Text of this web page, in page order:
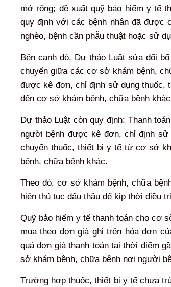
mở rộng; đề xuất quỹ bảo hiểm y tế
quy định với các bệnh nhân đã được
nghèo, bệnh cần phẫu thuật hoặc sử
Bên cạnh đó, Dự thảo Luật sửa đổi
chuyển giữa các cơ sở khám bệnh,
được kê đơn, chỉ định sử dụng thuốc,
đến cơ sở khám bệnh, chữa bệnh
Dự thảo Luật còn quy định: Thanh
người bệnh được kê đơn, chỉ định sử
chuyển thuốc, thiết bị y tế từ cơ sở
bệnh, chữa bệnh khác.
Theo đó, cơ sở khám bệnh, chữa
hiện thủ tục đấu thầu để kịp thời điều
Quỹ bảo hiểm y tế thanh toán cho cơ
mua theo đơn giá ghi trên hóa đơn
quá đơn giá thanh toán tại thời điểm
sở khám bệnh, chữa bệnh nơi người
Trường hợp thuốc, thiết bị y tế chưa